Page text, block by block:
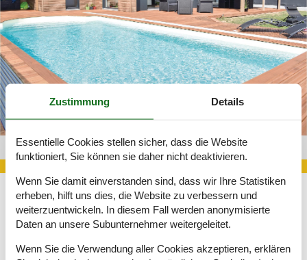
Finca Normandie_135-FNM474
Was Sie und Ihre Kinder vielleicht am meisten beeindrucken
wird, sind die Gezeiten. Ebbe und Flut sind nirgends in Europa
der Ebbe zurück. Deshalb ist der Mont Saint-Michel, das
Zustimmung Details
Essentielle Cookies stellen sicher, dass die Website
funktioniert, Sie können sie daher nicht deaktivieren.
Wenn Sie damit einverstanden sind, dass wir Ihre Statistiken
erheben, hilft uns dies, die Website zu verbessern und
weiterzuentwickeln. In diesem Fall werden anonymisierte
Daten an unsere Subunternehmer weitergeleitet.
Wenn Sie die Verwendung aller Cookies akzeptieren, erklären